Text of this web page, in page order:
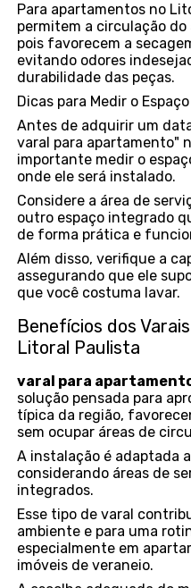
Para apartamentos no
permitem a circulação do
pois favorecem a
evitando odores
durabilidade das peças.
Dicas para Medir o
Antes de adquirir um
varal para apartamento"
importante medir o
onde ele será instalado.
Considere a área de
outro espaço integrado
de forma prática e
Além disso, verifique a
assegurando que ele
que você costuma lavar.
Benefícios dos
Litoral Paulista
varal para
solução pensada para
típica da região,
sem ocupar áreas de
A instalação é adaptada
considerando áreas de
integrados.
Esse tipo de varal
ambiente e para uma
especialmente em
imóveis de veraneio.